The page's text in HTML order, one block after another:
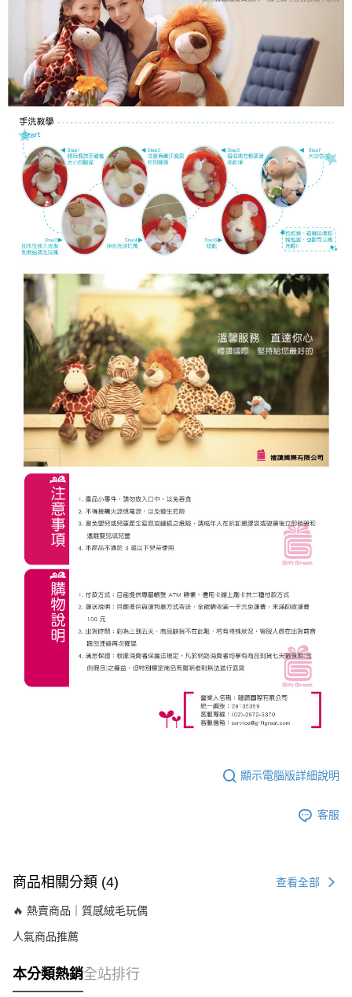
顯示電腦版詳細說明
客服
商品相關分類 (4) 查看全部
🔥 熱賣商品｜質感絨毛玩偶
人氣商品推薦
本分類熱銷全站排行